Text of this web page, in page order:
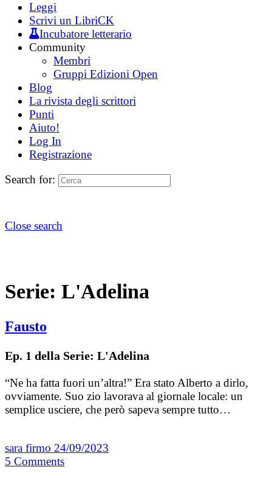
Leggi
Scrivi un LibriCK
Incubatore letterario
Community
Membri
Gruppi Edizioni Open
Blog
La rivista degli scrittori
Punti
Aiuto!
Log In
Registrazione
Search for:
Close search
Serie: L'Adelina
Fausto
Ep. 1 della Serie: L'Adelina
“Ne ha fatta fuori un’altra!” Era stato Alberto a dirlo,
ovviamente. Suo zio lavorava al giornale locale: un
semplice usciere, che però sapeva sempre tutto…
sara firmo 24/09/2023
5 Comments